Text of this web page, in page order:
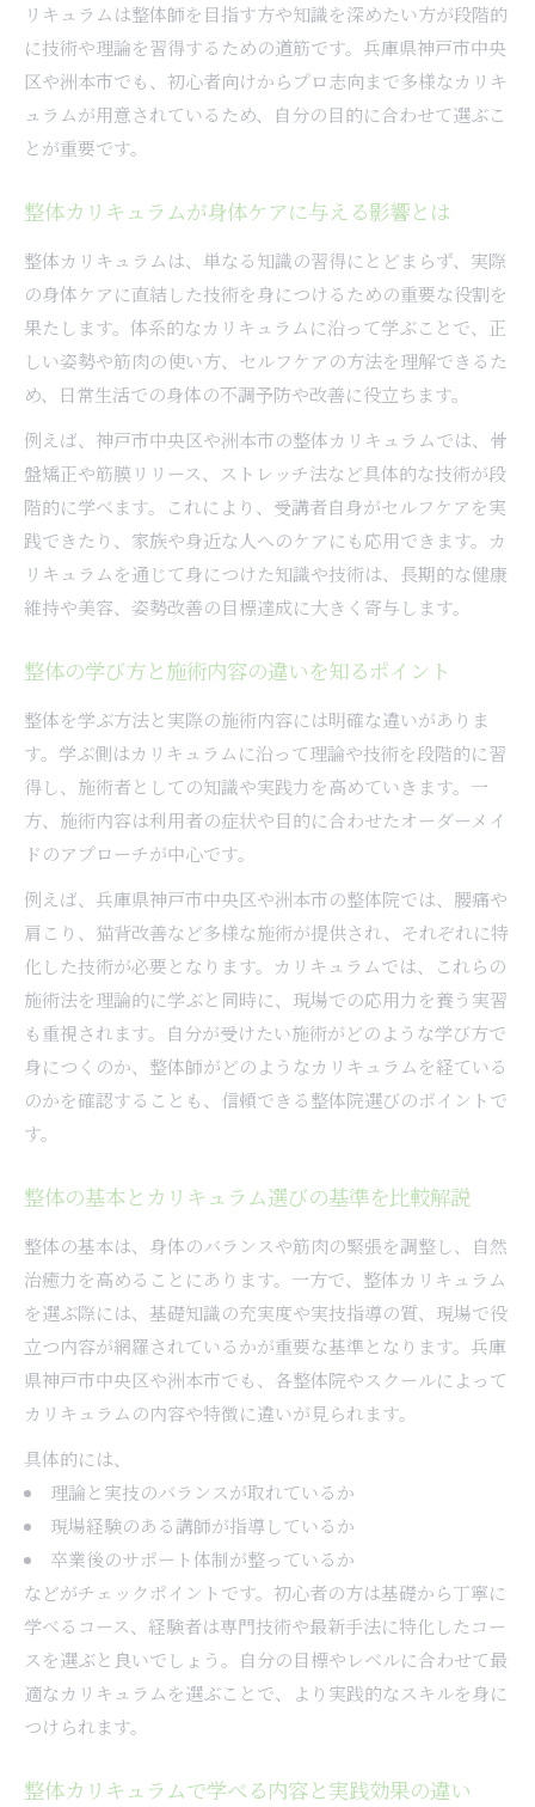
整体は月1回でも効果を期待できる理由
整体を月1回利用する効果的なサイクルとは
整体の頻度と月1回通院が合う人の特徴
整体で月1回通うメリットと注意点を解説
料金相場から見る整体の選び方ポイント
整体の料金相場を知って賢く選ぶコツ
整体料金と施術内容のバランスを見極める
整体料金相場から自分に合う院を探す方法
整体の料金比較で見る選び方のポイント
整体の料金を把握し安心して通院する方法
信頼できる整体院を見極めるためのヒント
整体院の信頼性はどこで判断するべきか
整体院の口コミや評判を活用する方法
整体院の実績や経験豊富な施術者を見抜く
リキュラムは整体師を目指す方や知識を深めたい方が段階的
に技術や理論を習得するための道筋です。兵庫県神戸市中央
区や洲本市でも、初心者向けからプロ志向まで多様なカリキ
ュラムが用意されているため、自分の目的に合わせて選ぶこ
とが重要です。
整体カリキュラムが身体ケアに与える影響とは
整体カリキュラムは、単なる知識の習得にとどまらず、実際
の身体ケアに直結した技術を身につけるための重要な役割を
果たします。体系的なカリキュラムに沿って学ぶことで、正
しい姿勢や筋肉の使い方、セルフケアの方法を理解できるた
め、日常生活での身体の不調予防や改善に役立ちます。
例えば、神戸市中央区や洲本市の整体カリキュラムでは、骨
盤矯正や筋膜リリース、ストレッチ法など具体的な技術が段
階的に学べます。これにより、受講者自身がセルフケアを実
践できたり、家族や身近な人へのケアにも応用できます。カ
リキュラムを通じて身につけた知識や技術は、長期的な健康
維持や美容、姿勢改善の目標達成に大きく寄与します。
整体の学び方と施術内容の違いを知るポイント
整体を学ぶ方法と実際の施術内容には明確な違いがありま
す。学ぶ側はカリキュラムに沿って理論や技術を段階的に習
得し、施術者としての知識や実践力を高めていきます。一
方、施術内容は利用者の症状や目的に合わせたオーダーメイ
ドのアプローチが中心です。
例えば、兵庫県神戸市中央区や洲本市の整体院では、腰痛や
肩こり、猫背改善など多様な施術が提供され、それぞれに特
化した技術が必要となります。カリキュラムでは、これらの
施術法を理論的に学ぶと同時に、現場での応用力を養う実習
も重視されます。自分が受けたい施術がどのような学び方で
身につくのか、整体師がどのようなカリキュラムを経ている
のかを確認することも、信頼できる整体院選びのポイントで
す。
整体の基本とカリキュラム選びの基準を比較解説
整体の基本は、身体のバランスや筋肉の緊張を調整し、自然
治癒力を高めることにあります。一方で、整体カリキュラム
を選ぶ際には、基礎知識の充実度や実技指導の質、現場で役
立つ内容が網羅されているかが重要な基準となります。兵庫
県神戸市中央区や洲本市でも、各整体院やスクールによって
カリキュラムの内容や特徴に違いが見られます。
具体的には、
理論と実技のバランスが取れているか
現場経験のある講師が指導しているか
卒業後のサポート体制が整っているか
などがチェックポイントです。初心者の方は基礎から丁寧に
学べるコース、経験者は専門技術や最新手法に特化したコー
スを選ぶと良いでしょう。自分の目標やレベルに合わせて最
適なカリキュラムを選ぶことで、より実践的なスキルを身に
つけられます。
整体カリキュラムで学べる内容と実践効果の違い